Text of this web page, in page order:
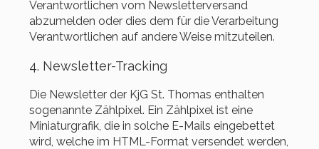
Verantwortlichen vom Newsletterversand
abzumelden oder dies dem für die Verarbeitung
Verantwortlichen auf andere Weise mitzuteilen.
4. Newsletter-Tracking
Die Newsletter der KjG St. Thomas enthalten
sogenannte Zählpixel. Ein Zählpixel ist eine
Miniaturgrafik, die in solche E-Mails eingebettet
wird, welche im HTML-Format versendet werden,